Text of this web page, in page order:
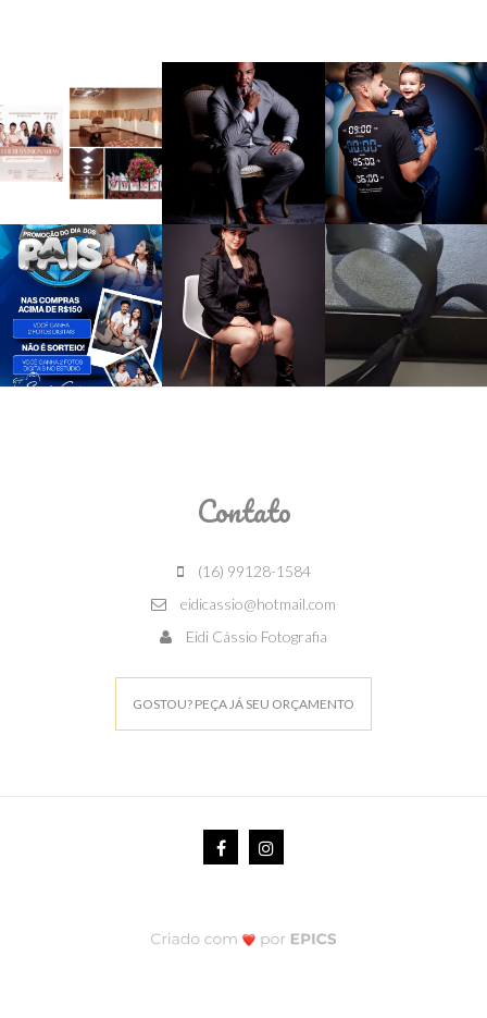
Contato
(16) 99128-1584
eidicassio@hotmail.com
Eidi Cássio Fotografia
GOSTOU? PEÇA JÁ SEU ORÇAMENTO